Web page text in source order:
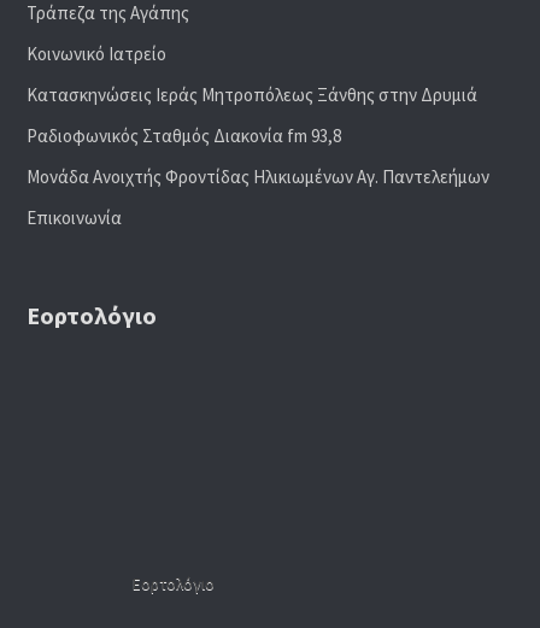
Τράπεζα της Αγάπης
Κοινωνικό Ιατρείο
Κατασκηνώσεις Ιεράς Μητροπόλεως Ξάνθης στην Δρυμιά
Ραδιoφωνικός Σταθμός Διακονία fm 93,8
Μονάδα Ανοιχτής Φροντίδας Ηλικιωμένων Αγ. Παντελεήμων
Επικοινωνία
Εορτολόγιο
Εορτολόγιο